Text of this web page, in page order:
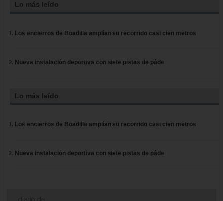
Lo más leído
Los encierros de Boadilla amplían su recorrido casi cien metros
Nueva instalación deportiva con siete pistas de páde
Lo más leído
Los encierros de Boadilla amplían su recorrido casi cien metros
Nueva instalación deportiva con siete pistas de páde